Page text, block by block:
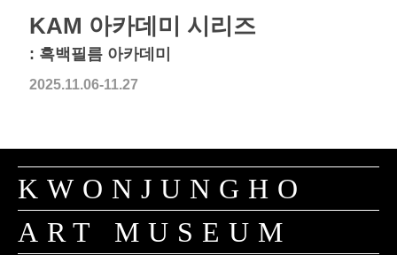
KAM 아카데미 시리즈
: 흑백필름 아카데미
2025.11.06-11.27
KWONJUNGHO
ART MUSEUM